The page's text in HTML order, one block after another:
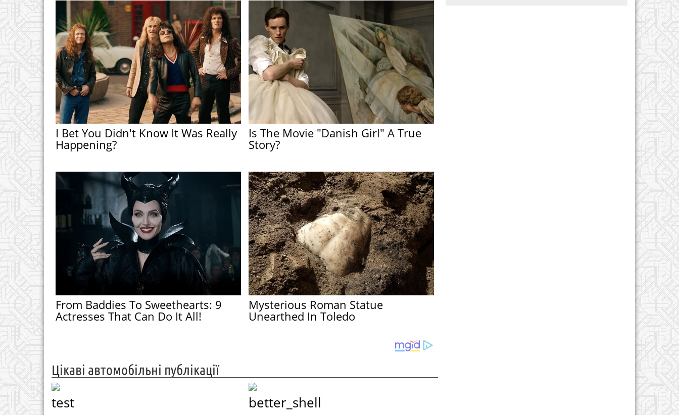
I Bet You Didn't Know It Was Really
Happening?
Is The Movie "Danish Girl" A True
Story?
From Baddies To Sweethearts: 9
Actresses That Can Do It All!
Mysterious Roman Statue
Unearthed In Toledo
Цікаві автомобільні публікації
test better_shell